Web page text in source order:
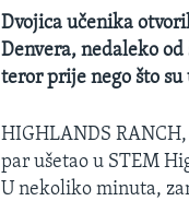
Dvojica učenika
Denvera, nedaleko
teror prije nego što
HIGHLANDS
par ušetao u STEM
U nekoliko minuta,